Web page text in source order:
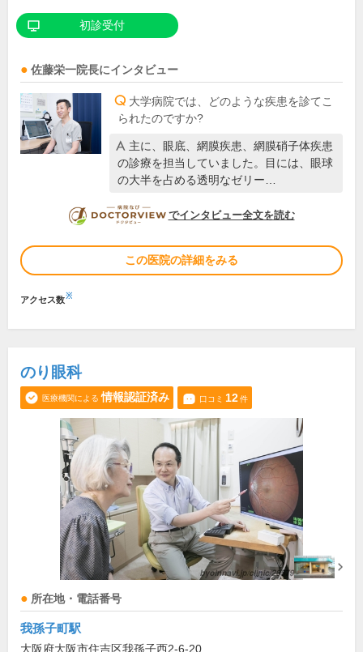
初診受付
佐藤栄一院長にインタビュー
大学病院では、どのような疾患を診てこ
られたのですか?
主に、眼底、網膜疾患、網膜硝子体疾患
の診療を担当していました。目には、眼球
の大半を占める透明なゼリー…
DOCTORVIEW
でインタビュー全文を読む
この医院の詳細をみる
アクセス数※
のり眼科
医療機関による 情報認証済み 口コミ 12件
所在地・電話番号
我孫子町駅
大阪府大阪市住吉区我孫子西2-6-20